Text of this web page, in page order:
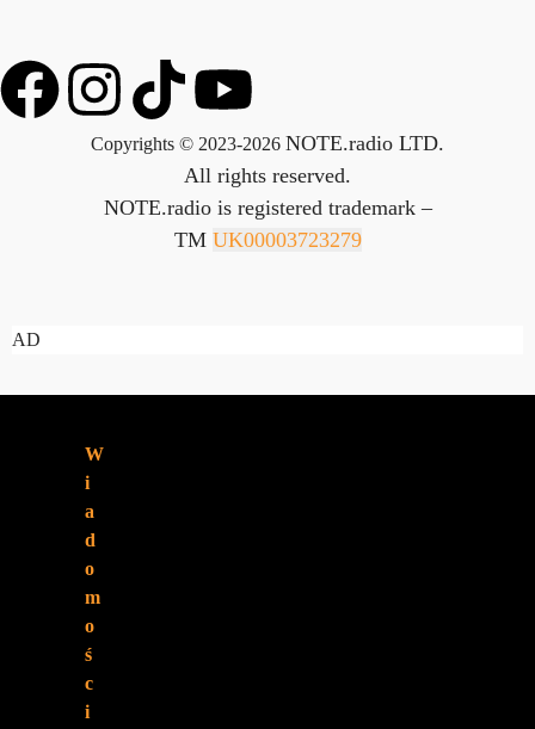
Copyrights © 2023-2026 NOTE.radio LTD.
All rights reserved.
NOTE.radio is registered trademark –
TM UK00003723279
AD
W
i
a
d
o
m
o
ś
c
i